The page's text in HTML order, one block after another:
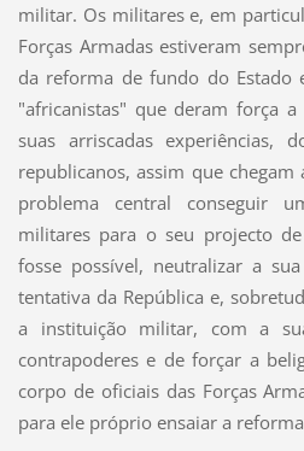
militar. Os militares e, em
Forças Armadas estiveram
da reforma de fundo do Estado
"africanistas" que deram força
suas arriscadas experiências,
republicanos, assim que
problema central conseguir
militares para o seu projecto
fosse possível, neutralizar a
tentativa da República e,
a instituição militar, com a
contrapoderes e de forçar a
corpo de oficiais das Forças
para ele próprio ensaiar a